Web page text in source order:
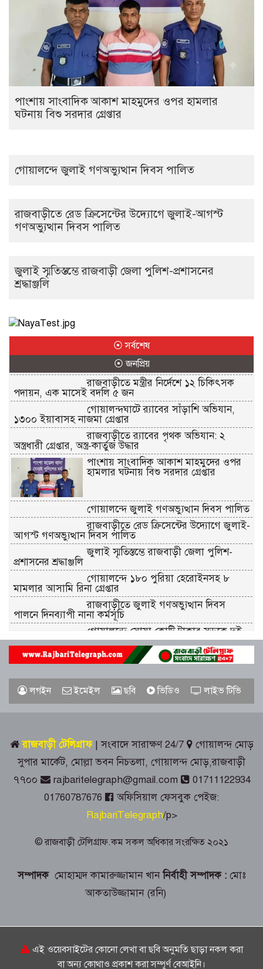
পাংশায় সাংবাদিক আকাশ মাহমুদের ওপর হামলার
ঘটনায় বিশু সরদার গ্রেপ্তার
গোয়ালন্দে জুলাই গণঅভ্যুত্থান দিবস পালিত
রাজবাড়ীতে রেড ক্রিসেন্টের উদ্যোগে জুলাই-আগস্ট
গণঅভ্যুত্থান দিবস পালিত
জুলাই স্মৃতিস্তম্ভে রাজবাড়ী জেলা পুলিশ-প্রশাসনের
শ্রদ্ধাঞ্জলি
⦿ সর্বশেষ
⦿ জনপ্রিয়
রাজবাড়ীতে মন্ত্রীর নির্দেশে ১২ চিকিৎসক
পদায়ন, এক মাসেই বদলি ৫ জন
গোয়ালন্দঘাটে র‌্যাবের সাঁড়াশি অভিযান,
১৩০০ ইয়াবাসহ নাজমা গ্রেপ্তার
রাজবাড়ীতে র‌্যাবের পৃথক অভিযান: ২
অস্ত্রধারী গ্রেপ্তার, অস্ত্র-কার্তুজ উদ্ধার
পাংশায় সাংবাদিক আকাশ মাহমুদের ওপর
হামলার ঘটনায় বিশু সরদার গ্রেপ্তার
গোয়ালন্দে জুলাই গণঅভ্যুত্থান দিবস পালিত
রাজবাড়ীতে রেড ক্রিসেন্টের উদ্যোগে জুলাই-
আগস্ট গণঅভ্যুত্থান দিবস পালিত
জুলাই স্মৃতিস্তম্ভে রাজবাড়ী জেলা পুলিশ-
প্রশাসনের শ্রদ্ধাঞ্জলি
গোয়ালন্দে ১৮০ পুরিয়া হেরোইনসহ ৮
মামলার আসামি রিনা গ্রেপ্তার
রাজবাড়ীতে জুলাই গণঅভ্যুত্থান দিবস
পালনে দিনব্যাপী নানা কর্মসূচি
গোয়ালন্দে সোয়া কোটি টাকার সড়কে দুই
মাসেই ধস, নিম্নমানের কাজের অভিযোগ
৭৬ বছর ধরে বিনা পারিশ্রমিকে কবর খুঁড়ছেন
রুস্তম ফকির,
চীনে উন্নত প্রশিক্ষণে যাচ্ছে রাজবাড়ীর
গোয়ালন্দ উপজেলা প্রশাসনের দায়িত্ব নিলেন
ইউএনও সাইফুল হুদা
দলীয় তালিকা আমলে না নেওয়ায়
গোয়ালন্দে সদ্য বদলিকৃত ইউএনও সাথী
দাসের বিরুদ্ধে বিএনপির বিক্ষোভ
কালুখালীতে যুবদলের উদ্যোগে বৃক্ষরোপণ
পাংশায় ১০৪ পিস ইয়াবাসহ মাদক কারবারি
গোয়ালন্দে ১২ মামলার আসামি রোজিসহ
তিন মাদক ব্যবসায়ী গ্রেপ্তার
লগইন ইমেইল ছবি ভিডিও লাইভ টিভি
রাজবাড়ী টেলিগ্রাফ | সংবাদে সারাক্ষণ 24/7
গোয়ালন্দ মোড়
সুপার মার্কেট, মোল্লা ভবন নিচতলা, গোয়ালন্দ মোড়,রাজবাড়ী
৭৭০০
rajbaritelegraph@gmail.com
01711122934
01760787676
অফিসিয়াল ফেসবুক পেইজ:
RajbariTelegraph/p>
© রাজবাড়ী টেলিগ্রাফ.কম সকল অধিকার সংরক্ষিত ২০২১
সম্পাদক মোহাম্মদ কামারুজ্জামান খাননির্বাহী সম্পাদক :মোঃ
আকতাউজ্জামান (রনি)
এই ওয়েবসাইটের কোনো লেখা বা ছবি অনুমতি ছাড়া নকল করা
বা অন্য কোথাও প্রকাশ করা সম্পূর্ণ বেআইনি।